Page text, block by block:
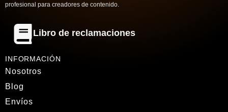
profesional para creadores de contenido.
Libro de reclamaciones
INFORMACIÓN
Nosotros
Blog
Envíos